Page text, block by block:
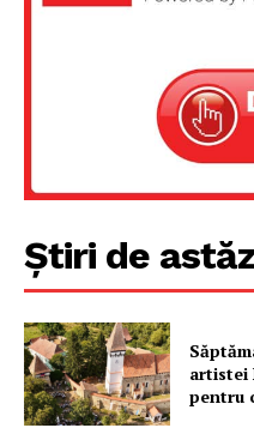
Un
FREEDOM
PRESShub
Proiecte editoriale
Rețea
Contact
Știri de
artistei
pentru